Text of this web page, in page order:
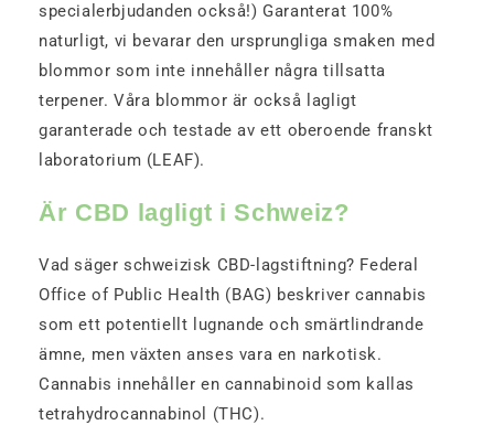
specialerbjudanden också!) Garanterat 100%
naturligt, vi bevarar den ursprungliga smaken med
blommor som inte innehåller några tillsatta
terpener. Våra blommor är också lagligt
garanterade och testade av ett oberoende franskt
laboratorium (LEAF).
Är CBD lagligt i Schweiz?
Vad säger schweizisk CBD-lagstiftning? Federal
Office of Public Health (BAG) beskriver cannabis
som ett potentiellt lugnande och smärtlindrande
ämne, men växten anses vara en narkotisk.
Cannabis innehåller en cannabinoid som kallas
tetrahydrocannabinol (THC).